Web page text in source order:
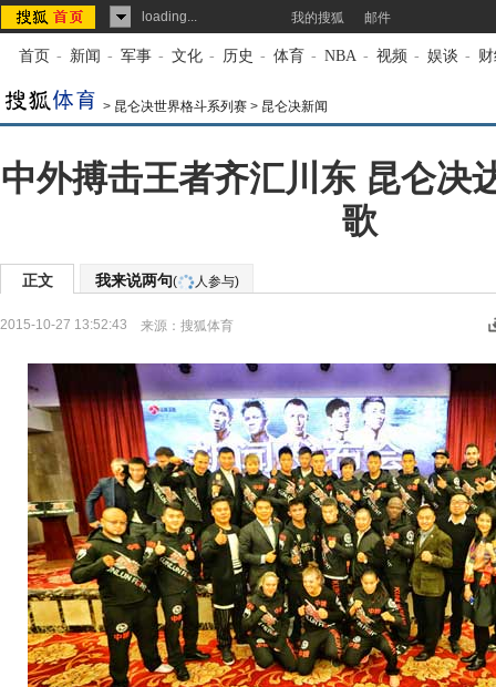
loading... 我的搜狐 邮件
首页 - 新闻 - 军事 - 文化 - 历史 - 体育 - NBA - 视频 - 娱谈 -
> 昆仑决世界格斗系列赛 > 昆仑决新闻
中外搏击王者齐汇川东 昆仑决
歌
正文 我来说两句( 人参与)
2015-10-27 13:52:43 来源： 搜狐体育